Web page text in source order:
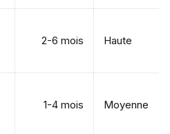
2-6 mois Haute
1-4 mois Moyenne